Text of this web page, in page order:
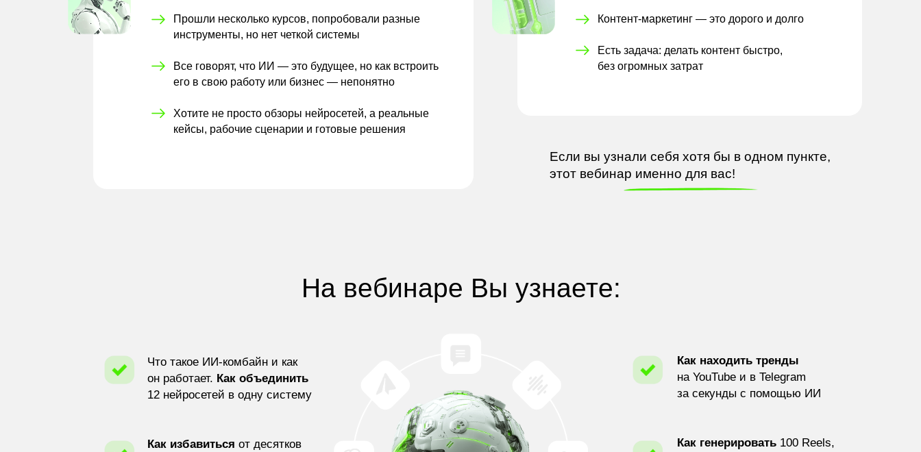
Если вы узнали себя хотя бы в одном пункте,
этот вебинар именно для вас!
Прошли несколько курсов, попробовали разные
инструменты, но нет четкой системы
Все говорят, что ИИ — это будущее, но как встроить
его в свою работу или бизнес — непонятно
Хотите не просто обзоры нейросетей, а реальные
кейсы, рабочие сценарии и готовые решения
Контент-маркетинг — это дорого и долго
Есть задача: делать контент быстро,
без огромных затрат
На вебинаре Вы узнаете:
Что такое ИИ-комбайн и как
он работает. Как объединить
12 нейросетей в одну систему
Как избавиться от десятков
Как находить тренды
на YouTube и в Telegram
за секунды с помощью ИИ
Как генерировать 100 Reels,